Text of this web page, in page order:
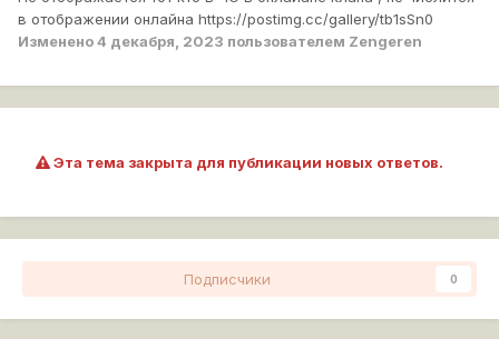
в отображении онлайна https://postimg.cc/gallery/tb1sSn0
Изменено4 декабря, 2023 пользователем Zengeren
Эта тема закрыта для публикации новых ответов.
Подписчики 0